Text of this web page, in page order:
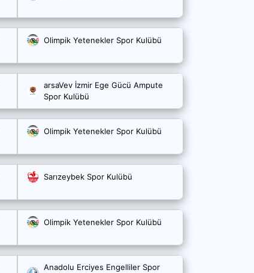
Olimpik Yetenekler Spor Kulübü
arsaVev İzmir Ege Gücü Ampute
Spor Kulübü
Olimpik Yetenekler Spor Kulübü
Sarızeybek Spor Kulübü
Olimpik Yetenekler Spor Kulübü
Anadolu Erciyes Engelliler Spor